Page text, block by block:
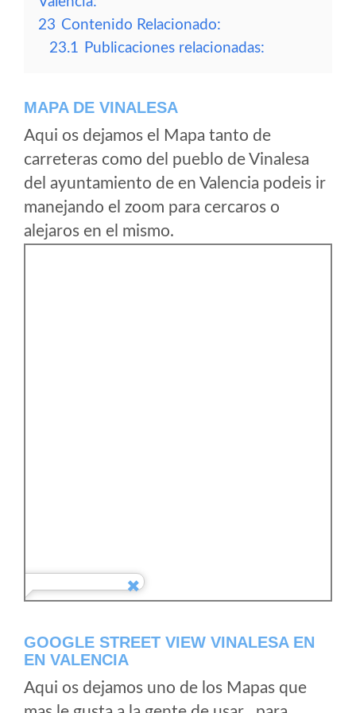
23 Contenido Relacionado:
23.1 Publicaciones relacionadas:
MAPA DE VINALESA
Aqui os dejamos el Mapa tanto de
carreteras como del pueblo de Vinalesa
del ayuntamiento de en Valencia podeis ir
manejando el zoom para cercaros o
alejaros en el mismo.
GOOGLE STREET VIEW VINALESA EN
EN VALENCIA
Aqui os dejamos uno de los Mapas que